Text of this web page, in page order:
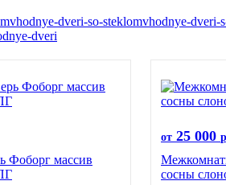
vhodnye-dveri-so-steklomvhodnye-dveri-
dveri
Фоборг массив
от 25 000
сосны